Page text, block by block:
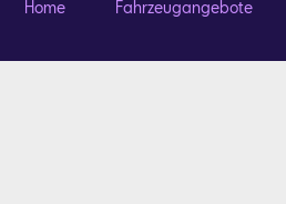
Services
Home Fahrzeugangebote